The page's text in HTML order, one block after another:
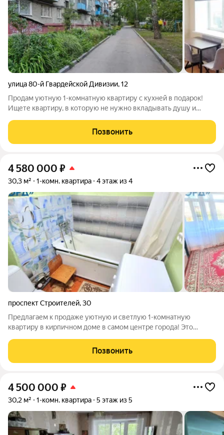
улица 80-й Гвардейской Дивизии,12
Продам уютную 1-комнатную квартиру с кухней в подарок!
Ищете квартиру, в которую не нужно вкладывать душу и
аккуратная 1-комнатная квартира в спокойном спальном
районе Барнаула (ул. 80 Гвардейская,
Позвонить
4 580 000 ₽
30,3 м² 1-комн. квартира 4 этаж из 4
проспект Строителей,30
Предлагаем к продаже уютную и светлую 1-комнатную
квартиру в кирпичном доме в самом центре города! Это
и готовое для жизни пространство. Перед вами очень светлая
и просторная 1-комнатная
Позвонить
4 500 000 ₽
30,2 м² 1-комн. квартира 5 этаж из 5